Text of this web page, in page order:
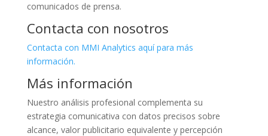
comunicados de prensa.
Contacta con nosotros
Contacta con MMI Analytics aquí para más
información.
Más información
Nuestro análisis profesional complementa su
estrategia comunicativa con datos precisos sobre
alcance, valor publicitario equivalente y percepción